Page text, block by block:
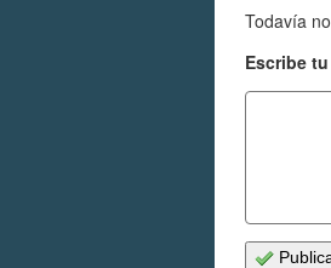
Todavía
Escribe